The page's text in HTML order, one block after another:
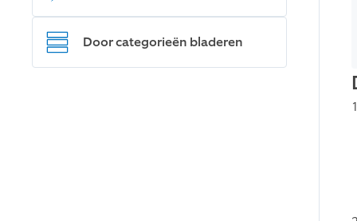
Door categorieën bladeren